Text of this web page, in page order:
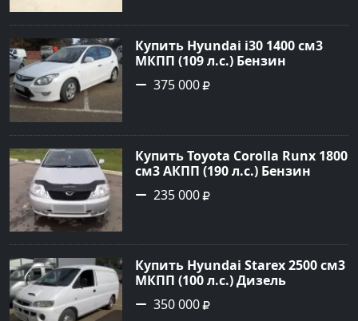
Авторынок23
Купить Hyundai i30 1400 см3
МКПП (109 л.с.) Бензин
инжектор в Кропоткин: цвет
белый Хетчбэк 2011 года по
Авторынок23
375 000
Купить Toyota Corolla Runx 1800
см3 АКПП (190 л.с.) Бензин
инжектор в Тихорецк: цвет
Серый Хетчбэк 2002 года по
Авторынок23
235 000
Купить Hyundai Starex 2500 см3
МКПП (100 л.с.) Дизель
турбонаддув в Краснодар:
цвет белый Фургон 2014 года
350 000